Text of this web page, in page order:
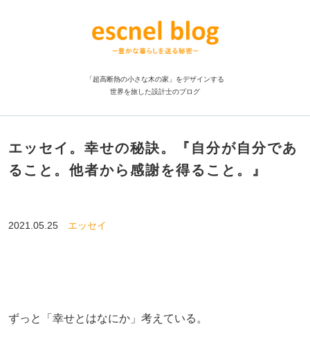
「超高断熱の小さな木の家」をデザインする
世界を旅した設計士のブログ
エッセイ。幸せの秘訣。『自分が自分であ
ること。他者から感謝を得ること。』
2021.05.25 エッセイ
ずっと「幸せとはなにか」考えている。